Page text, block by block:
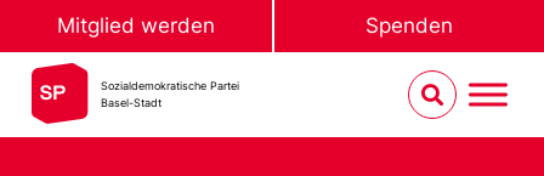
Mitglied werden Spenden
Sozialdemokratische Partei
Basel-Stadt